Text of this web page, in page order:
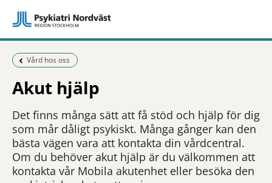
Föregående sida:
Vård hos oss
Akut hjälp
Det finns många sätt att få stöd och hjälp för dig
som mår dåligt psykiskt. Många gånger kan den
bästa vägen vara att kontakta din vårdcentral.
Om du behöver akut hjälp är du välkommen att
kontakta vår Mobila akutenhet eller besöka den